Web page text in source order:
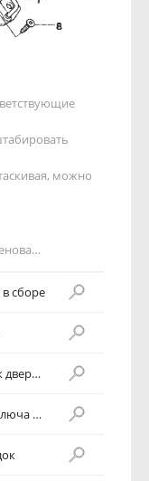
Наименование детали
сборе
Замок двери задка в сборе
Тяга ключа замка двери задка
можно